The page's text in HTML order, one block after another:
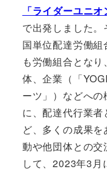
「ライダーユニオ
で出発しました
国単位配達労働
も労働組合とな
体、企業（「
ーツ」）などへの
に、配達代行業者
ど、多くの成果
動や他団体との
して、2023年3月